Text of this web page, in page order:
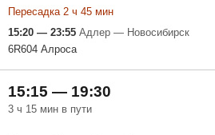
Пересадка 2 ч 45 мин
15:20 — 23:55 Адлер — Новосибирск
6R604 Алроса
15:15 — 19:30
3 ч 15 мин в пути